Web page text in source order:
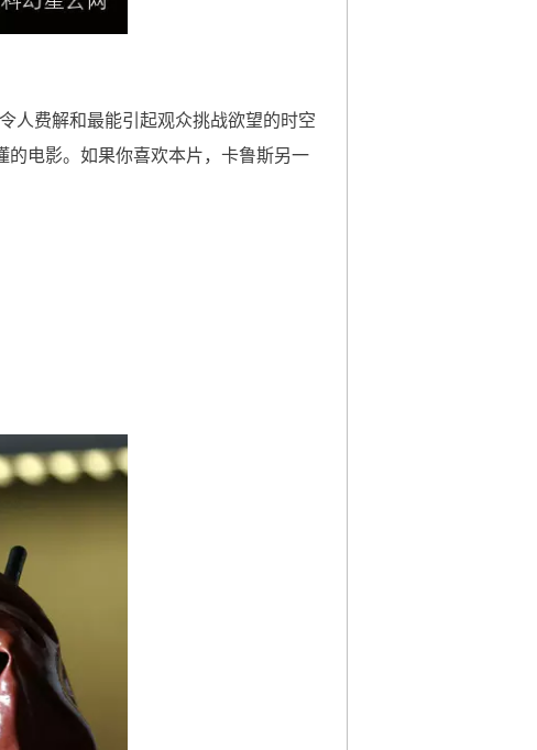
人费解和最能引起观众挑战欲望的时空
电影。如果你喜欢本片，卡鲁斯另一